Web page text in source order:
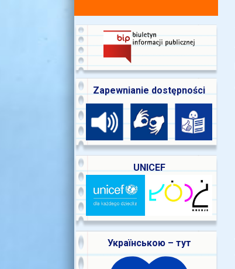
Zapewnianie dostępności
UNICEF
Українською – тут